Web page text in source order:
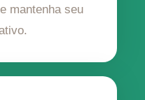
mantenha seu